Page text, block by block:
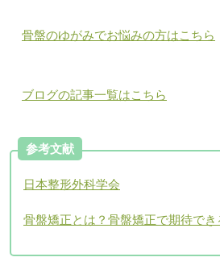
骨盤のゆがみでお悩みの方はこちら
ブログの記事一覧はこちら
参考文献
日本整形外科学会
骨盤矯正とは？骨盤矯正で期待でき